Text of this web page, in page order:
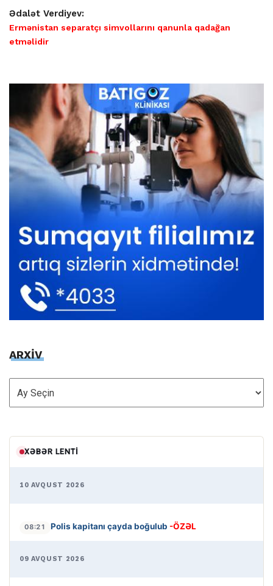
Ədalət Verdiyev:
Ermənistan separatçı simvollarını qanunla qadağan
etməlidir
ARXİV
ARXİV
XƏBƏR LENTI
10 AVQUST 2026
08:21 Polis kapitanı çayda boğulub -ÖZƏL
09 AVQUST 2026